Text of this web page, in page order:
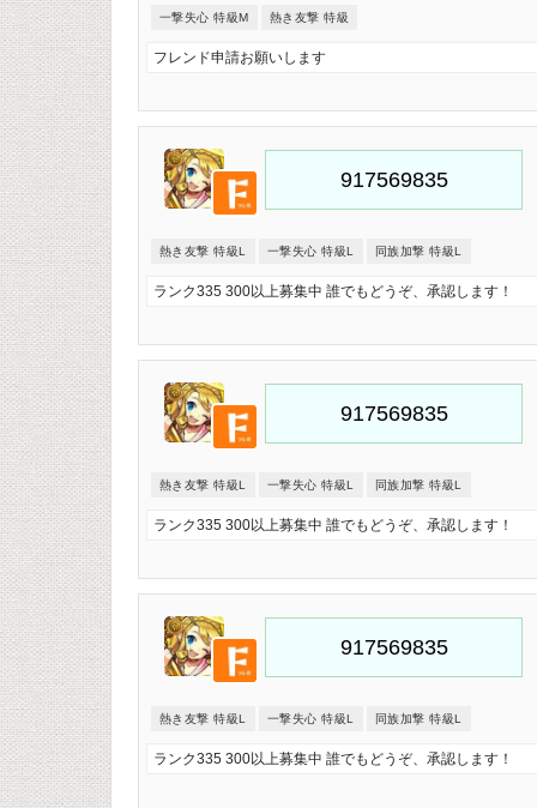
一撃失心 特級M 熱き友撃 特級
フレンド申請お願いします
熱き友撃 特級L 一撃失心 特級L 同族加撃 特級L
ランク335 300以上募集中 誰でもどうぞ、承認します！
熱き友撃 特級L 一撃失心 特級L 同族加撃 特級L
ランク335 300以上募集中 誰でもどうぞ、承認します！
熱き友撃 特級L 一撃失心 特級L 同族加撃 特級L
ランク335 300以上募集中 誰でもどうぞ、承認します！